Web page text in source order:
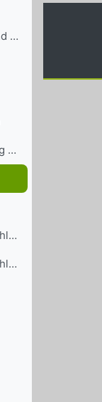
Normschrift (Buchstaben und Größen)
Beispiele für die Anwendung der Linienarten
Wie wird ein Maß (Pfeile, Zahlen, Linien) richtig gezeichnet 1:
Wie wird ein Maß (Pfeile, Zahlen, Linien) richtig gezeichnet 2: